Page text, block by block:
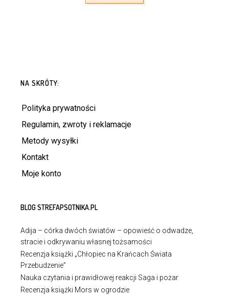
NA SKRÓTY:
Polityka prywatności
Regulamin, zwroty i reklamacje
Metody wysyłki
Kontakt
Moje konto
BLOG STREFAPSOTNIKA.PL
Adija – córka dwóch światów – opowieść o odwadze,
stracie i odkrywaniu własnej tożsamości
Recenzja książki „Chłopiec na Krańcach Świata
Przebudzenie”
Nauka czytania i prawidłowej reakcji Saga i pożar
Recenzja książki Mors w ogrodzie